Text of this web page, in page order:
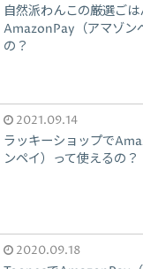
自然派わんこの厳選ごは
AmazonPay（アマゾン
の？
2021.09.14
ラッキーショップで
ンペイ）って使えるの？
2020.09.18